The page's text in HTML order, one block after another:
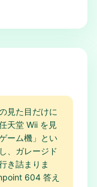
見た目だけに
天堂 Wii を見
ーム機」とい
、ガレージド
き詰まりま
604 答え